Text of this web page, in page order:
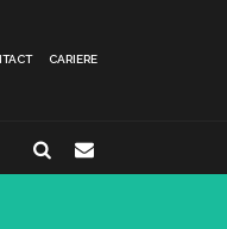
CARIERE